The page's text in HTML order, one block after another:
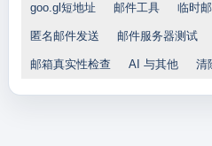
goo.gl短地址 邮件工具 临时
匿名邮件发送 邮件服务器测试
邮箱真实性检查 AI 与其他 清